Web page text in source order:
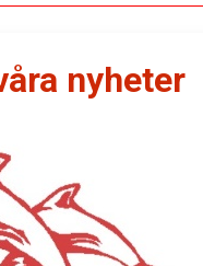
nyheter